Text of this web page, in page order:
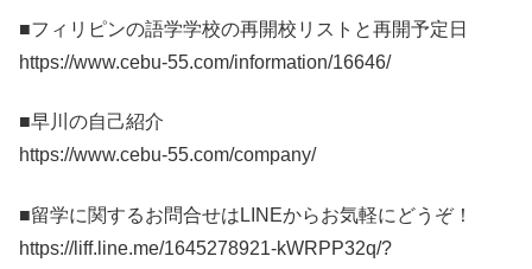
■フィリピンの語学学校の再開校リストと再開予定日
https://www.cebu-55.com/information/16646/
■早川の自己紹介
https://www.cebu-55.com/company/
■留学に関するお問合せはLINEからお気軽にどうぞ！
https://liff.line.me/1645278921-kWRPP32q/?